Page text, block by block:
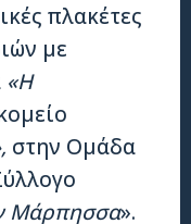
πλακέτες
με
«Η
στην Ομάδα
Μάρπησσα».